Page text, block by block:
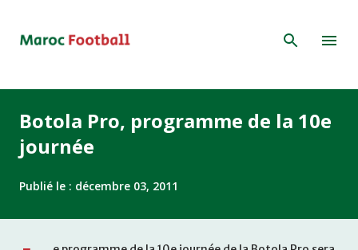
Botola Pro, programme de la 10e
journée
Publié le : décembre 03, 2011